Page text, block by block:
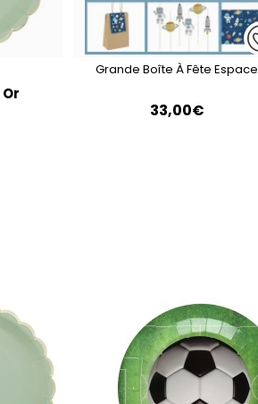
Grande Boîte À Fête Espace
33,00€